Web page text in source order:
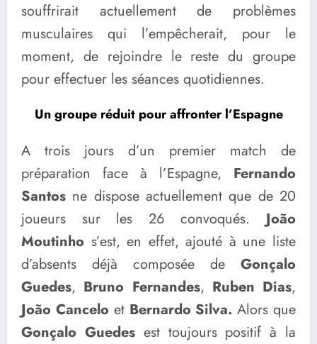
souffrirait actuellement de problèmes
musculaires qui l’empêcherait, pour le
moment, de rejoindre le reste du groupe
pour effectuer les séances quotidiennes.
Un groupe réduit pour affronter l’Espagne
A trois jours d’un premier match de
préparation face à l’Espagne, Fernando
Santos ne dispose actuellement que de 20
joueurs sur les 26 convoqués. João
Moutinho s’est, en effet, ajouté à une liste
d’absents déjà composée de Gonçalo
Guedes, Bruno Fernandes, Ruben Dias,
João Cancelo et Bernardo Silva. Alors que
Gonçalo Guedesest toujours positif à la